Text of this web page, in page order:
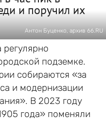
и поручил их
Антон Буценко, архив 66.RU
подземке.
собираются «за
и модернизации
В 2023 году
года» поменяли